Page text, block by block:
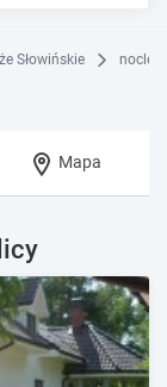
Słowińskie
Mapa